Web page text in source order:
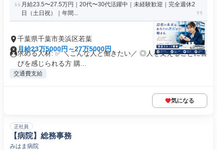
月給23.5〜27.5万円｜20代〜30代活躍中｜未経験歓迎｜完全週休2
日（土日祝）｜年間...
千葉県千葉市美浜区若葉
月給23万5000円～27万5000円
求める人材: ✅ ＼こんな人と働きたい／ ◎人を支えることに喜
びを感じられる方 購...
交通費支給
気になる
正社員
【病院】総務事務
みはま病院